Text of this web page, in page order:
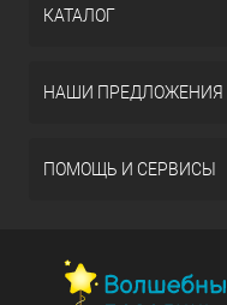
КАТАЛОГ
НАШИ ПРЕДЛОЖЕНИЯ
ПОМОЩЬ И СЕРВИСЫ